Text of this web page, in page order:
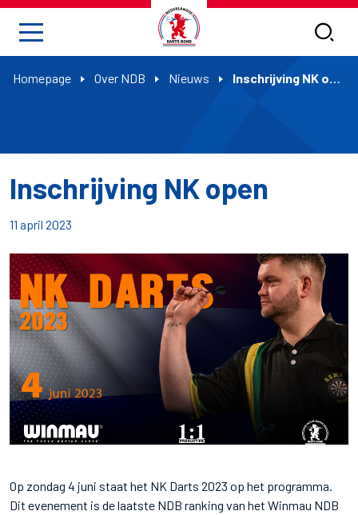
Homepage Over NDB Nieuws Inschrijving NK open
Inschrijving NK open
11 april 2023
Op zondag 4 juni staat het NK Darts 2023 op het programma.
Dit evenement is de laatste NDB ranking van het Winmau NDB